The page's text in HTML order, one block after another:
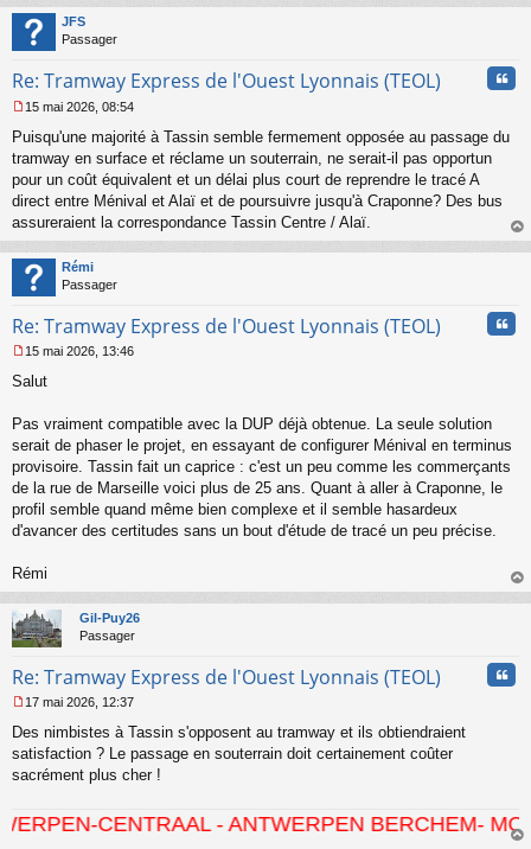
JFS
Passager
Re: Tramway Express de l'Ouest Lyonnais (TEOL)
e
s
g
e
n
o
n
l
15 mai 2026, 08:54
Puisqu'une majorité à Tassin semble fermement opposée au passage du
tramway en surface et réclame un souterrain, ne serait-il pas opportun
pour un coût équivalent et un délai plus court de reprendre le tracé A
direct entre Ménival et Alaï et de poursuivre jusqu'à Craponne? Des bus
assureraient la correspondance Tassin Centre / Alaï.
au
Rémi
Passager
Re: Tramway Express de l'Ouest Lyonnais (TEOL)
e
g
e
n
o
15 mai 2026, 13:46
Salut
Pas vraiment compatible avec la DUP déjà obtenue. La seule solution
serait de phaser le projet, en essayant de configurer Ménival en terminus
provisoire. Tassin fait un caprice : c'est un peu comme les commerçants
de la rue de Marseille voici plus de 25 ans. Quant à aller à Craponne, le
profil semble quand même bien complexe et il semble hasardeux
d'avancer des certitudes sans un bout d'étude de tracé un peu précise.
Rémi
au
Gil-Puy26
Passager
Re: Tramway Express de l'Ouest Lyonnais (TEOL)
e
s
s
e
17 mai 2026, 12:37
Des nimbistes à Tassin s'opposent au tramway et ils obtiendraient
satisfaction ? Le passage en souterrain doit certainement coûter
sacrément plus cher !
CENTRAAL - ANTWERPEN BERCHEM- MORTSEL